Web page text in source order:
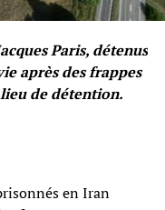
Paris, détenus
après des frappes
de détention.
en Iran